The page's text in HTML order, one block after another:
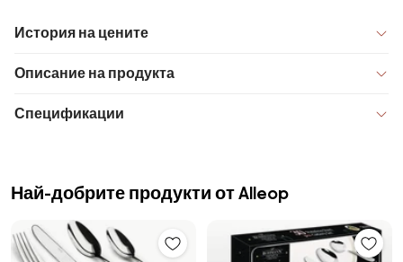
История на цените
Описание на продукта
Спецификации
Най-добрите продукти от Alleop